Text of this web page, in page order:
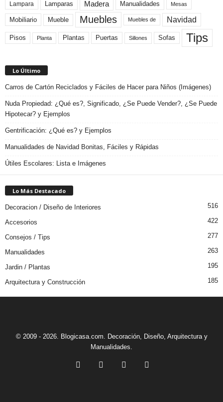
Lampara Lamparas Madera Manualidades Mesas
Mobiliario Mueble Muebles Muebles de Navidad
Pisos Planta Plantas Puertas Sillones Sofas Tips
Lo Último
Carros de Cartón Reciclados y Fáciles de Hacer para Niños (Imágenes)
Nuda Propiedad: ¿Qué es?, Significado, ¿Se Puede Vender?, ¿Se Puede
Hipotecar? y Ejemplos
Gentrificación: ¿Qué es? y Ejemplos
Manualidades de Navidad Bonitas, Fáciles y Rápidas
Útiles Escolares: Lista e Imágenes
Lo Más Destacado
Decoracion / Diseño de Interiores 516
Accesorios 422
Consejos / Tips 277
Manualidades 263
Jardin / Plantas 195
Arquitectura y Construcción 185
© 2009 - 2026. Blogicasa.com. Decoración, Diseño, Arquitectura y
Manualidades.